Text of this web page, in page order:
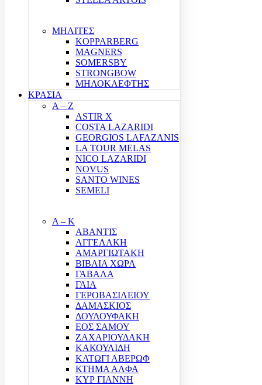
ΜΗΛΙΤΕΣ
KOPPARBERG
MAGNERS
SOMERSBY
STRONGBOW
ΜΗΛΟΚΛΕΦΤΗΣ
ΚΡΑΣΙΑ
A – Z
ASTIR X
COSTA LAZARIDI
GEORGIOS LAFAZANIS
LA TOUR MELAS
NICO LAZARIDI
NOVUS
SANTO WINES
SEMELI
Α – Κ
ΑΒΑΝΤΙΣ
ΑΓΓΕΛΑΚΗ
ΑΜΑΡΓΙΩΤΑΚΗ
ΒΙΒΛΙΑ ΧΩΡΑ
ΓΑΒΑΛΑ
ΓΑΙΑ
ΓΕΡΟΒΑΣΙΛΕΙΟΥ
ΔΑΜΑΣΚΙΟΣ
ΔΟΥΛΟΥΦΑΚΗ
ΕΟΣ ΣΑΜΟΥ
ΖΑΧΑΡΙΟΥΔΑΚΗ
ΚΑΚΟΥΛΙΔΗ
ΚΑΤΩΓΙ ΑΒΕΡΩΦ
ΚΤΗΜΑ ΑΛΦΑ
ΚΥΡ ΓΙΑΝΝΗ